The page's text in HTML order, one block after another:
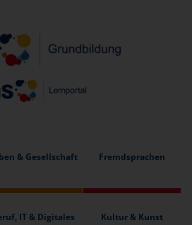
& Gesellschaft Fremdsprachen
IT & Digitales Kultur & Kunst